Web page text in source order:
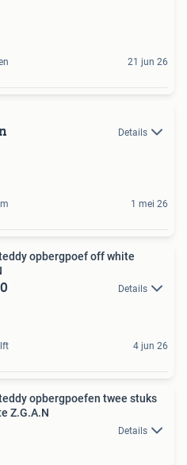
21 jun 26
Details
1 mei 26
opbergpoef off white
Details
4 jun 26
opbergpoefen twee stuks
Z.G.A.N
Details